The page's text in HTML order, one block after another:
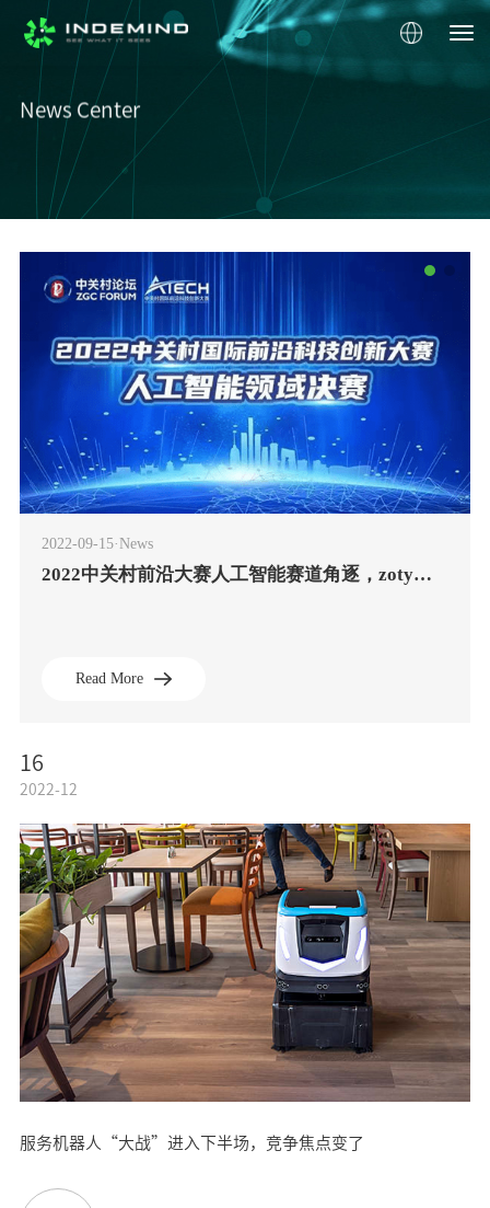
News Center
2022-09-15·News
2022中关村前沿大赛人工智能赛道角逐，zoty中欧斩获第2名
Read More
16
2022-12
服务机器人“大战”进入下半场，竞争焦点变了